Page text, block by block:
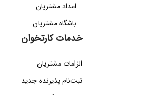
امداد مشتریان
باشگاه مشتریان
خدمات کارتخوان
الزامات مشتریان
ثبت‌نام پذیرنده جدید